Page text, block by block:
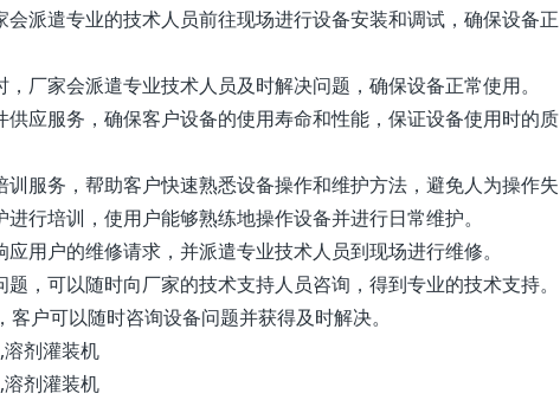
派遣专业的技术人员前往现场进行设备安装和调试，确保设备正
厂家会派遣专业技术人员及时解决问题，确保设备正常使用。
应服务，确保客户设备的使用寿命和性能，保证设备使用时的质
服务，帮助客户快速熟悉设备操作和维护方法，避免人为操作失
行培训，使用户能够熟练地操作设备并进行日常维护。
用户的维修请求，并派遣专业技术人员到现场进行维修。
，可以随时向厂家的技术支持人员咨询，得到专业的技术支持。
户可以随时咨询设备问题并获得及时解决。